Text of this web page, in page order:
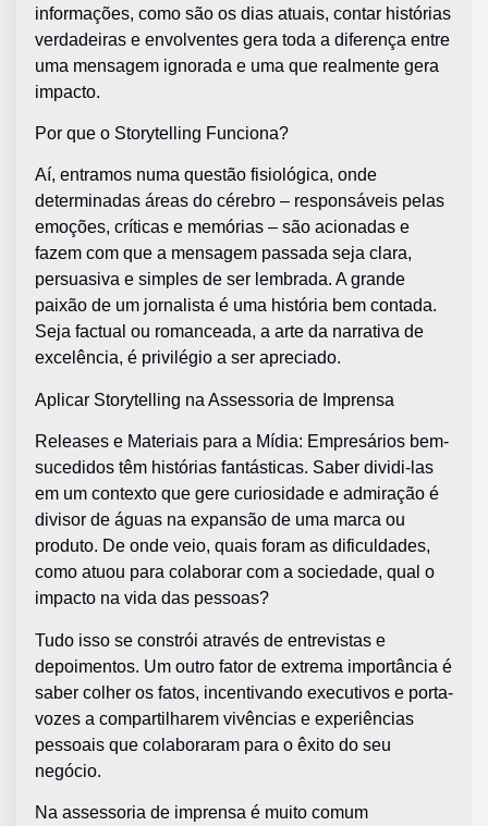
informações, como são os dias atuais, contar histórias
verdadeiras e envolventes gera toda a diferença entre
uma mensagem ignorada e uma que realmente gera
impacto.
Por que o Storytelling Funciona?
Aí, entramos numa questão fisiológica, onde
determinadas áreas do cérebro – responsáveis pelas
emoções, críticas e memórias – são acionadas e
fazem com que a mensagem passada seja clara,
persuasiva e simples de ser lembrada. A grande
paixão de um jornalista é uma história bem contada.
Seja factual ou romanceada, a arte da narrativa de
excelência, é privilégio a ser apreciado.
Aplicar Storytelling na Assessoria de Imprensa
Releases e Materiais para a Mídia: Empresários bem-
sucedidos têm histórias fantásticas. Saber dividi-las
em um contexto que gere curiosidade e admiração é
divisor de águas na expansão de uma marca ou
produto. De onde veio, quais foram as dificuldades,
como atuou para colaborar com a sociedade, qual o
impacto na vida das pessoas?
Tudo isso se constrói através de entrevistas e
depoimentos. Um outro fator de extrema importância é
saber colher os fatos, incentivando executivos e porta-
vozes a compartilharem vivências e experiências
pessoais que colaboraram para o êxito do seu
negócio.
Na assessoria de imprensa é muito comum